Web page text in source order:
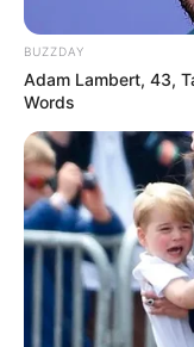
BUZZDAY
Adam Lambert, 43,
Words